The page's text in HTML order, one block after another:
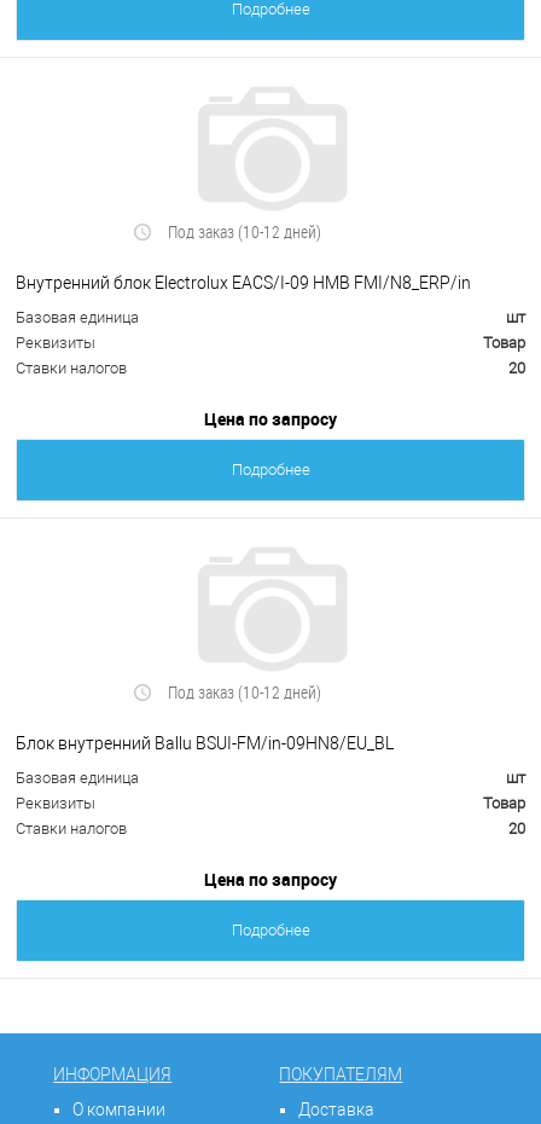
Подробнее
Под заказ (10-12 дней)
Внутренний блок Electrolux EACS/I-09 HMB FMI/N8_ERP/in
Базовая единица
шт
Реквизиты
Товар
Ставки налогов
20
Цена по запросу
Подробнее
Под заказ (10-12 дней)
Блок внутренний Ballu BSUI-FM/in-09HN8/EU_BL
Базовая единица
шт
Реквизиты
Товар
Ставки налогов
20
Цена по запросу
Подробнее
ИНФОРМАЦИЯ
О компании
ПОКУПАТЕЛЯМ
Доставка